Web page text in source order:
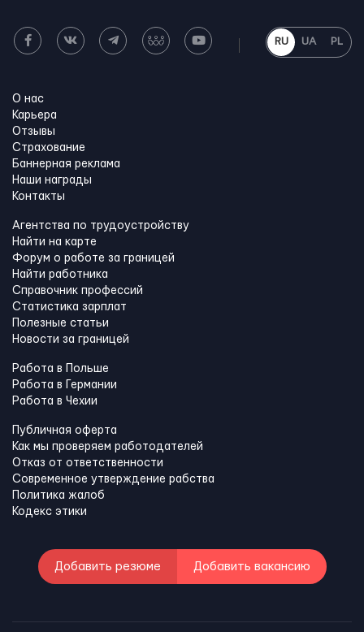
RU UA PL
О нас
Карьера
Отзывы
Страхование
Баннерная реклама
Наши награды
Контакты
Агентства по трудоустройству
Найти на карте
Форум о работе за границей
Найти работника
Справочник профессий
Статистика зарплат
Полезные статьи
Новости за границей
Работа в Польше
Работа в Германии
Работа в Чехии
Публичная оферта
Как мы проверяем работодателей
Отказ от ответственности
Современное утверждение рабства
Политика жалоб
Кодекс этики
Добавить резюме Добавить вакансию